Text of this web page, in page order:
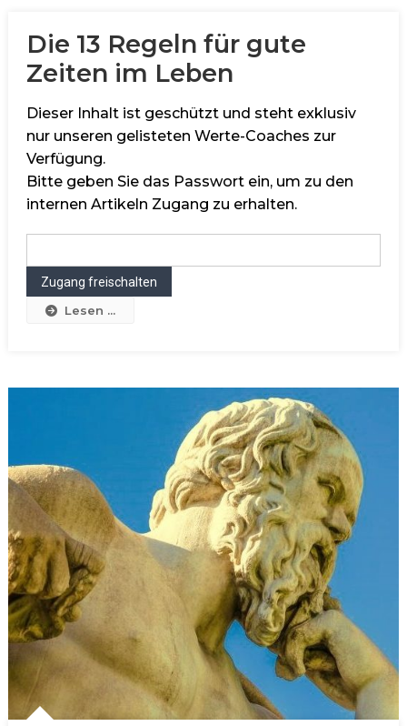
Die 13 Regeln für gute
Zeiten im Leben
Dieser Inhalt ist geschützt und steht exklusiv
nur unseren gelisteten Werte-Coaches zur
Verfügung.
Bitte geben Sie das Passwort ein, um zu den
internen Artikeln Zugang zu erhalten.
Lesen ...